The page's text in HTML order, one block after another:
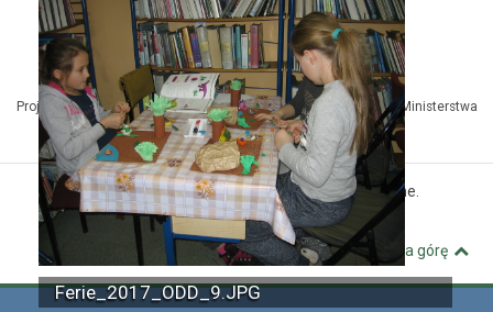
Ferie_2017_ODD_9.JPG
Projekt Kuźnia Dostępnych Stron współfinansowany ze środków Ministerstwa
Administracji i Cyfryzacji
© MBP Pyskowice. Wszystkie prawa zastrzeżone.
Kuźnia Dostępnych Stron
Wróć na górę